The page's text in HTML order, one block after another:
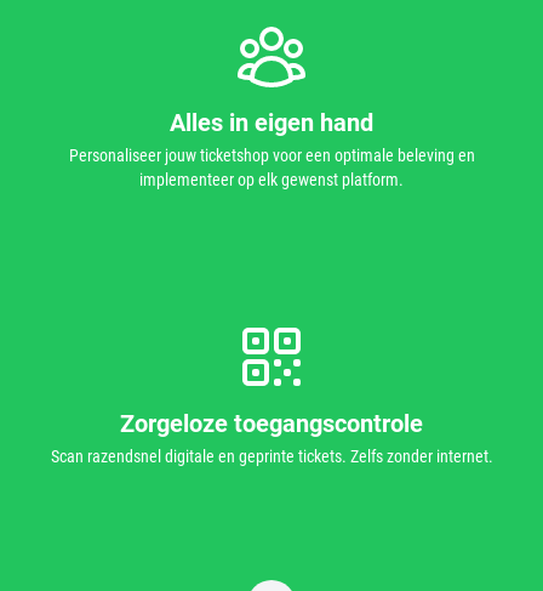
Alles in eigen hand
Personaliseer jouw ticketshop voor een optimale beleving en
implementeer op elk gewenst platform.
Zorgeloze toegangscontrole
Scan razendsnel digitale en geprinte tickets. Zelfs zonder internet.